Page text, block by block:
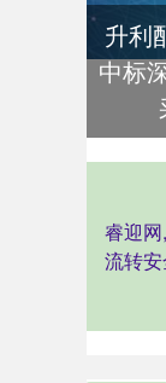
升利
中标
睿迎
流转